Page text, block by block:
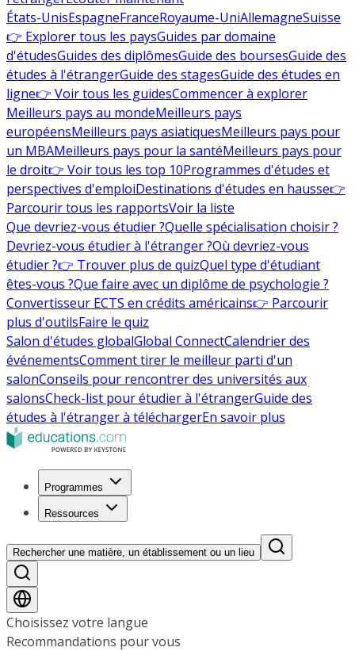
États-UnisEspagneFranceRoyaume-UniAllemagneSuisse
👉 Explorer tous les paysGuides par domaine
d'étudesGuides des diplômesGuide des boursesGuide des
études à l'étrangerGuide des stagesGuide des études en
ligne👉 Voir tous les guidesCommencer à explorer
Meilleurs pays au mondeMeilleurs pays
européensMeilleurs pays asiatiquesMeilleurs pays pour
un MBAMeilleurs pays pour la santéMeilleurs pays pour
le droit👉 Voir tous les top 10Programmes d'études et
perspectives d'emploiDestinations d'études en hausse👉
Parcourir tous les rapportsVoir la liste
Que devriez-vous étudier ?Quelle spécialisation choisir ?
Devriez-vous étudier à l'étranger ?Où devriez-vous
étudier ?👉 Trouver plus de quizQuel type d'étudiant
êtes-vous ?Que faire avec un diplôme de psychologie ?
Convertisseur ECTS en crédits américains👉 Parcourir
plus d'outilsFaire le quiz
Salon d'études globalGlobal ConnectCalendrier des
événementsComment tirer le meilleur parti d'un
salonConseils pour rencontrer des universités aux
salonsCheck-list pour étudier à l'étrangerGuide des
études à l'étranger à téléchargerEn savoir plus
Programmes
Ressources
Rechercher une matière, un établissement ou un lieu
Choisissez votre langue
Recommandations pour vous